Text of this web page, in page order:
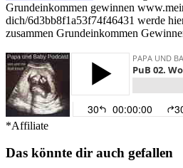
Grundeinkommen gewinnen
dich/6d3bb8f1a53f74f46431 werde
zusammen Grundeinkommen
*Affiliate
Das könnte dir auch gefallen